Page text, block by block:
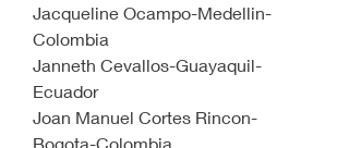
Jacqueline Ocampo-Medellin-
Colombia
Janneth Cevallos-Guayaquil-
Ecuador
Joan Manuel Cortes Rincon-
Bogota-Colombia